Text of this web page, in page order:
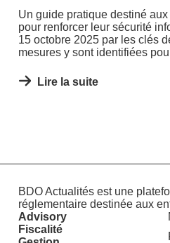
Un guide pratique destiné
pour renforcer leur sécurité
15 octobre 2025 par les clés
mesures y sont identifiées
Lire la suite
BDO Actualités est une
réglementaire destinée aux
Advisory
Fiscalité